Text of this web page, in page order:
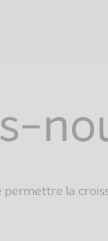
la